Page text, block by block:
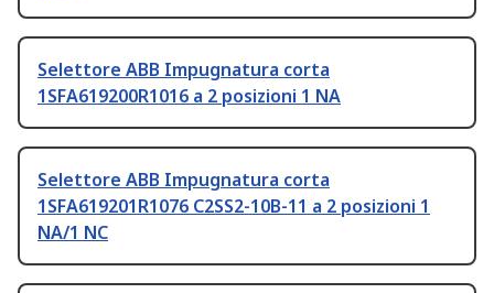
Selettore ABB Impugnatura corta
1SFA619200R1016 a 2 posizioni 1 NA
Selettore ABB Impugnatura corta
1SFA619201R1076 C2SS2-10B-11 a 2 posizioni 1
NA/1 NC